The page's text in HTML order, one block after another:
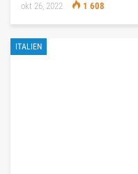
okt 26, 2022 1 608
ITALIEN